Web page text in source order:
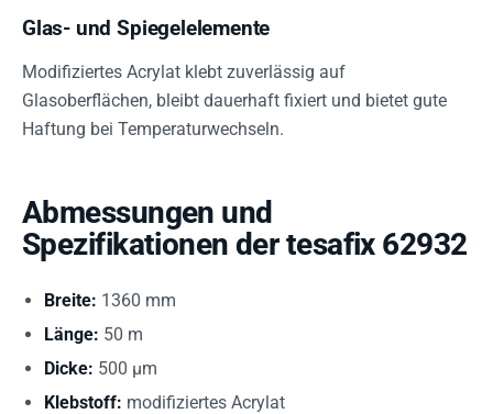
Glas- und Spiegelelemente
Modifiziertes Acrylat klebt zuverlässig auf
Glasoberflächen, bleibt dauerhaft fixiert und bietet gute
Haftung bei Temperaturwechseln.
Abmessungen und
Spezifikationen der tesafix 62932
Breite: 1360 mm
Länge: 50 m
Dicke: 500 µm
Klebstoff: modifiziertes Acrylat